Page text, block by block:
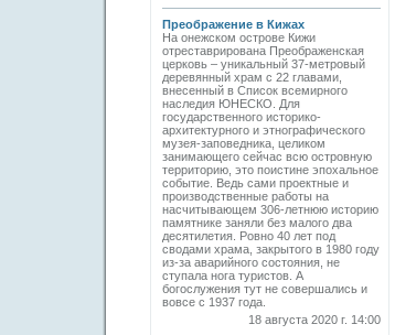
Преображение в Кижах
На онежском острове Кижи
отреставрирована Преображенская
церковь – уникальный 37-метровый
деревянный храм с 22 главами,
внесенный в Список всемирного
наследия ЮНЕСКО. Для
государственного историко-
архитектурного и этнографического
музея-заповедника, целиком
занимающего сейчас всю островную
территорию, это поистине эпохальное
событие. Ведь сами проектные и
производственные работы на
насчитывающем 306-летнюю историю
памятнике заняли без малого два
десятилетия. Ровно 40 лет под
сводами храма, закрытого в 1980 году
из-за аварийного состояния, не
ступала нога туристов. А
богослужения тут не совершались и
вовсе с 1937 года.
18 августа 2020 г. 14:00